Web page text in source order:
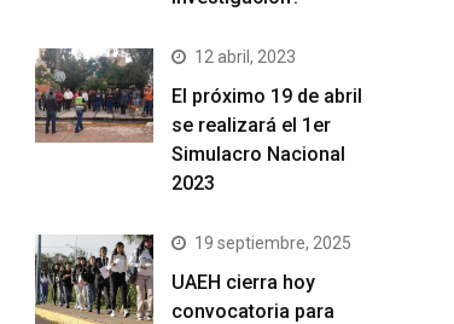
12 abril, 2023
El próximo 19 de abril
se realizará el 1er
Simulacro Nacional
2023
19 septiembre, 2025
UAEH cierra hoy
convocatoria para